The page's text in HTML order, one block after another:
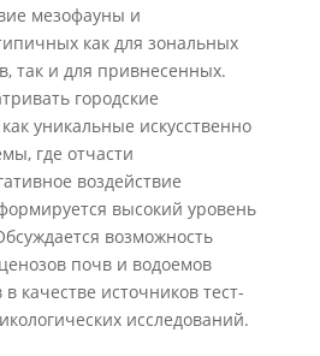
мезофауны и
как для зональных
так и для привнесенных.
городские
уникальные искусственно
где отчасти
воздействие
высокий уровень
возможность
почв и водоемов
качестве источников тест-
исследований.